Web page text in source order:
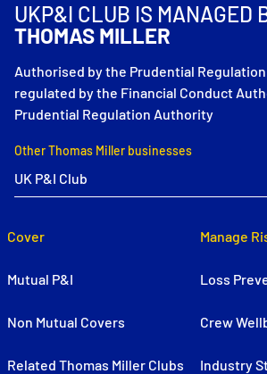
UKP&I CLUB IS MANAGED
THOMAS MILLER
Authorised by the Prudential
regulated by the Financial Conduct
Prudential Regulation Authority
Other Thomas Miller businesses
Cover
Mutual P&I
Non Mutual Covers
Related Thomas Miller Clubs
Manage
Loss
Crew
Industry